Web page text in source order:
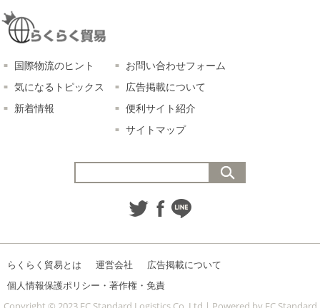
国際物流のヒント
気になるトピックス
新着情報
お問い合わせフォーム
広告掲載について
便利サイト紹介
サイトマップ
らくらく貿易とは 運営会社
広告掲載について
個人情報保護ポリシー・著作権・免責